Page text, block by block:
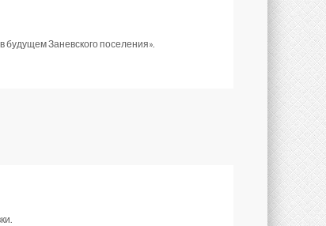
будущем Заневского поселения».